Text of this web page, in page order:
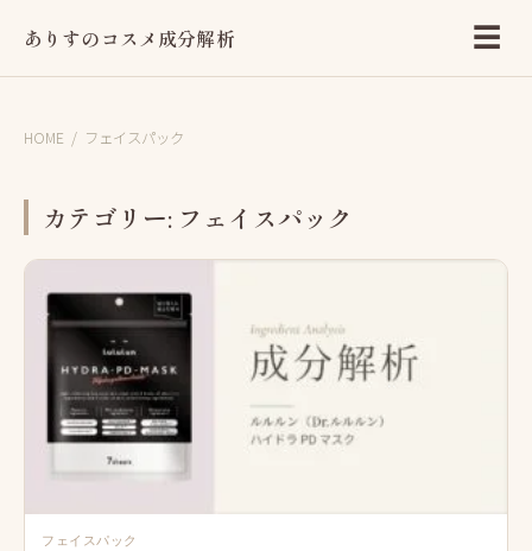
ありすのコスメ成分解析 ☰
HOME / フェイスパック
カテゴリー: フェイスパック
フェイスパック